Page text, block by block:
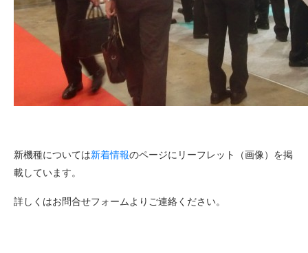
新機種については新着情報のページにリーフレット（画像）を掲
載しています。
詳しくはお問合せフォームよりご連絡ください。